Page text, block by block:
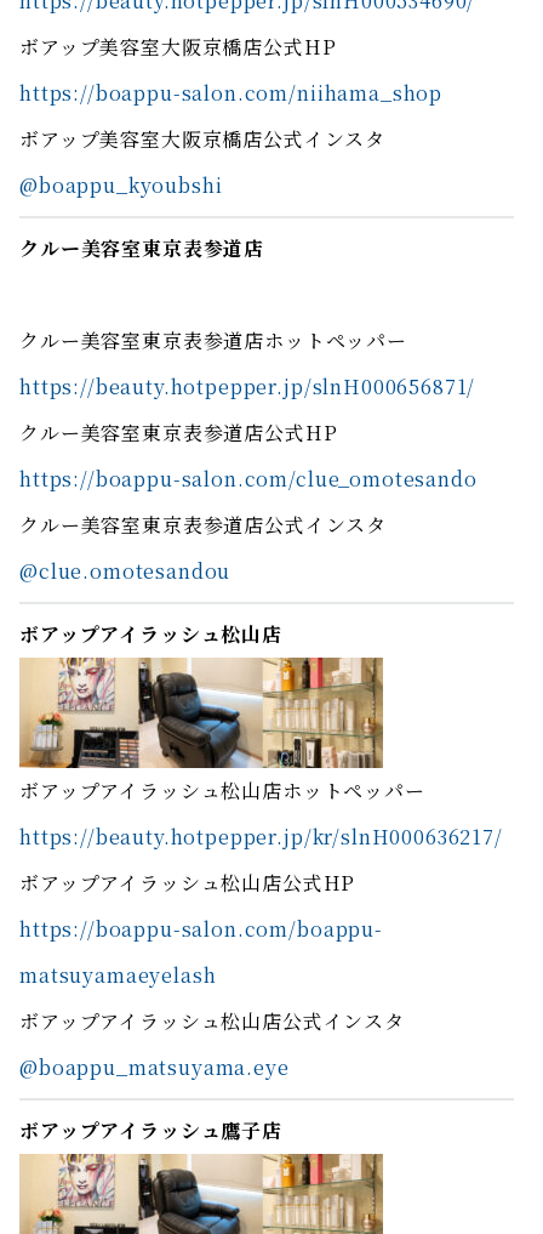
ボアップ美容室大阪京橋店公式HP
https://boappu-salon.com/niihama_shop
ボアップ美容室大阪京橋店公式インスタ
@boappu_kyoubshi
クルー美容室東京表参道店
クルー美容室東京表参道店ホットペッパー
https://beauty.hotpepper.jp/slnH000656871/
クルー美容室東京表参道店公式HP
https://boappu-salon.com/clue_omotesando
クルー美容室東京表参道店公式インスタ
@clue.omotesandou
ボアップアイラッシュ松山店
ボアップアイラッシュ松山店ホットペッパー
https://beauty.hotpepper.jp/kr/slnH000636217/
ボアップアイラッシュ松山店公式HP
https://boappu-salon.com/boappu-
matsuyamaeyelash
ボアップアイラッシュ松山店公式インスタ
@boappu_matsuyama.eye
ボアップアイラッシュ鷹子店